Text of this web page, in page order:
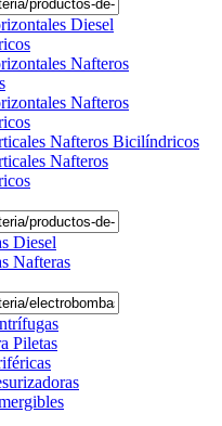
Diesel
Nafteros
Nafteros
Nafteros Bicilíndricos
Nafteros
Diesel
Nafteras
Piletas